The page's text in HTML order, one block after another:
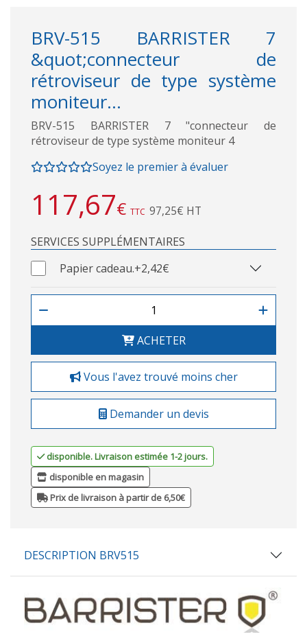
BRV-515 BARRISTER 7
&quot;connecteur de
rétroviseur de type système
moniteur...
BRV-515 BARRISTER 7 "connecteur de
rétroviseur de type système moniteur 4
Soyez le premier à évaluer
117,67€ TTC 97,25€ HT
SERVICES SUPPLÉMENTAIRES
Papier cadeau.+2,42€
ACHETER
Vous l'avez trouvé moins cher
Demander un devis
disponible. Livraison estimée 1-2 jours.
disponible en magasin
Prix de livraison à partir de 6,50€
DESCRIPTION BRV515